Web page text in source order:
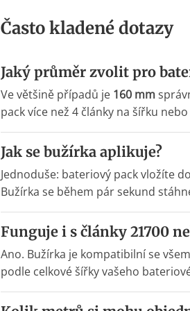
Často kladené dotazy
Jaký průměr zvolit pro
Ve většině případů je 160 mm
pack více než 4 články na šířku
Jak se bužírka aplikuje?
Jednoduše: bateriový pack vložíte
Bužírka se během pár sekund
Funguje i s články 21700
Ano. Bužírka je kompatibilní se
podle celkové šířky vašeho